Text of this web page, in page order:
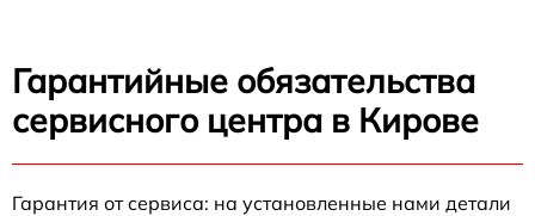
Гарантийные обязательства
сервисного центра в Кирове
Гарантия от сервиса: на установленные нами детали